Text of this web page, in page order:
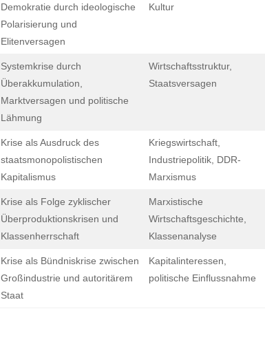
Demokratie durch ideologische
Polarisierung und
Elitenversagen
Kultur
Systemkrise durch
Überakkumulation,
Marktversagen und politische
Lähmung
Wirtschaftsstruktur,
Staatsversagen
Krise als Ausdruck des
staatsmonopolistischen
Kapitalismus
Kriegswirtschaft,
Industriepolitik, DDR-
Marxismus
Krise als Folge zyklischer
Überproduktionskrisen und
Klassenherrschaft
Marxistische
Wirtschaftsgeschichte,
Klassenanalyse
Krise als Bündniskrise zwischen
Großindustrie und autoritärem
Staat
Kapitalinteressen,
politische Einflussnahme